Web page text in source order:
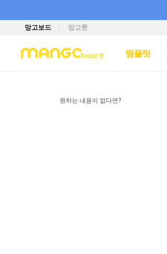
망고보드 망고툰
템플릿
원하는 내용이 없다면?